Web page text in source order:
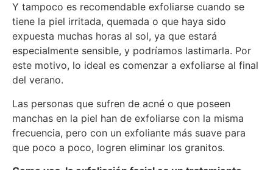
Y tampoco es recomendable exfoliarse cuando se
tiene la piel irritada, quemada o que haya sido
expuesta muchas horas al sol, ya que estará
especialmente sensible, y podríamos lastimarla. Por
este motivo, lo ideal es comenzar a exfoliarse al final
del verano.
Las personas que sufren de acné o que poseen
manchas en la piel han de exfoliarse con la misma
frecuencia, pero con un exfoliante más suave para
que poco a poco, logren eliminar los granitos.